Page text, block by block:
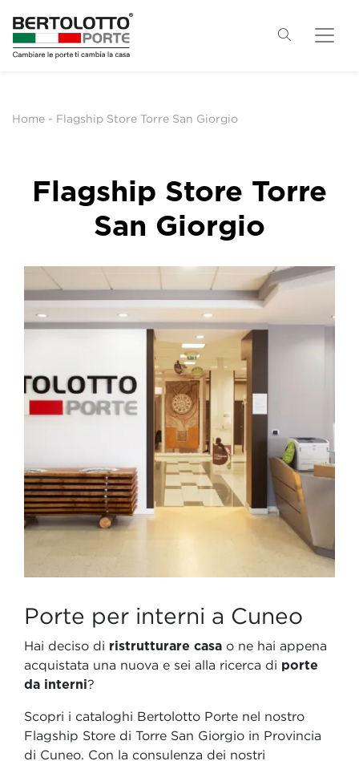
Home - Flagship Store Torre San Giorgio
Flagship Store Torre
San Giorgio
Porte per interni a Cuneo
Hai deciso di ristrutturare casa o ne hai appena
acquistata una nuova e sei alla ricerca di porte
da interni?
Scopri i cataloghi Bertolotto Porte nel nostro
Flagship Store di Torre San Giorgio in Provincia
di Cuneo. Con la consulenza dei nostri